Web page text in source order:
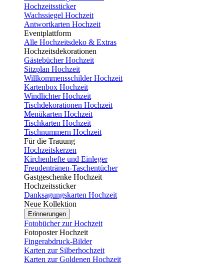
Hochzeitssticker
Wachssiegel Hochzeit
Antwortkarten Hochzeit
Eventplattform
Alle Hochzeitsdeko & Extras
Hochzeitsdekorationen
Gästebücher Hochzeit
Sitzplan Hochzeit
Willkommensschilder Hochzeit
Kartenbox Hochzeit
Windlichter Hochzeit
Tischdekorationen Hochzeit
Menükarten Hochzeit
Tischkarten Hochzeit
Tischnummern Hochzeit
Für die Trauung
Hochzeitskerzen
Kirchenhefte und Einleger
Freudentränen-Taschentücher
Gastgeschenke Hochzeit
Hochzeitssticker
Danksagungskarten Hochzeit
Neue Kollektion
Erinnerungen
Fotobücher zur Hochzeit
Fotoposter Hochzeit
Fingerabdruck-Bilder
Karten zur Silberhochzeit
Karten zur Goldenen Hochzeit